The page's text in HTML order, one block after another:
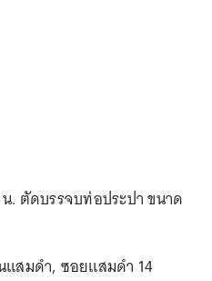
. ตัดบรรจบท่อประปา ขนาด
สมดำ, ซอยแสมดำ 14